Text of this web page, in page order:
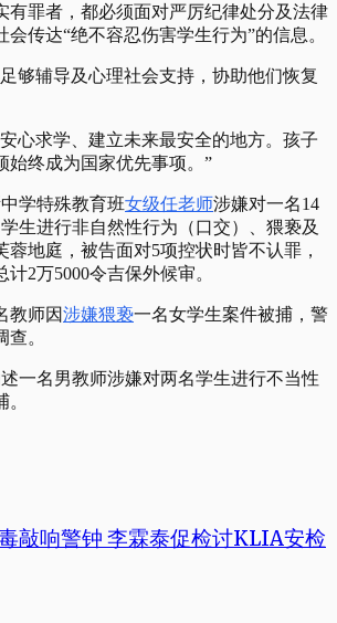
有罪者，都必须面对严厉纪律处分及法律
传达“绝不容忍伤害学生行为”的信息。
够辅导及心理社会支持，协助他们恢复
心求学、建立未来最安全的地方。孩子
始终成为国家优先事项。”
中学特殊教育班女级任老师涉嫌对一名14
生进行非自然性行为（口交）、猥亵及
蓉地庭，被告面对5项控状时皆不认罪，
2万5000令吉保外候审。
教师因涉嫌猥亵一名女学生案件被捕，警
。
一名男教师涉嫌对两名学生进行不当性
敲响警钟 李霖泰促检讨KLIA安检